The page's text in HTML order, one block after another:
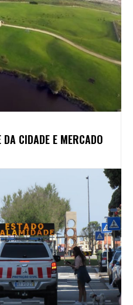
CIDADE E MERCADO